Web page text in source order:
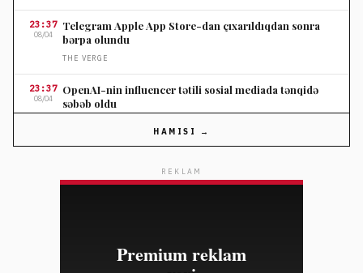
23:37
08/04
Telegram Apple App Store-dan çıxarıldıqdan sonra
bərpa olundu
THE VERGE
23:37
08/04
OpenAI-nin influencer tətili sosial mediada tənqidə
səbəb oldu
ELLE
HAMISI →
REKLAM